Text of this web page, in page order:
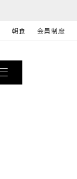
朝食 会員制度